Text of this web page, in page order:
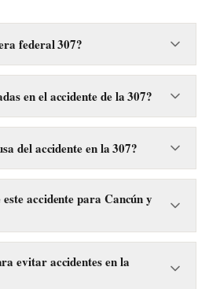
federal 307?
carretera federal 307, en el tramo
a la altura de la comunidad de
en el accidente de la 307?
del accidente vial, no se
como resultado de la
del accidente en la 307?
de la camioneta podría haberse
lo que llevó a la volcadura del
accidente para Cancún y
307 son significativos para
esta vía es crucial para el
Estos eventos afectan la
evitar accidentes en la